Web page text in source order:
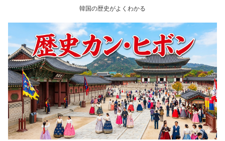
韓国の歴史がよくわかる